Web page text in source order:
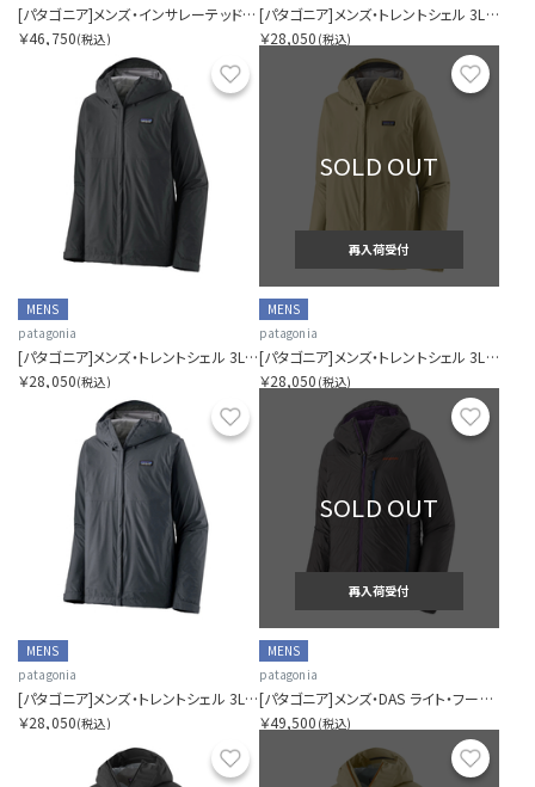
[パタゴニア]メンズ・インサレーテッド・ボルダー・フォーク・レイン・ジャケット
￥46,750(税込)
[パタゴニア]メンズ・トレントシェル 3L・レイン・ジャケット
￥28,050 (税込)
お気に入り
MENS
patagonia
[パタゴニア]メンズ・トレントシェル 3L・レイン・ジャケット
￥28,050(税込)
SOLD OUT
再入荷受付
MENS
patagonia
[パタゴニア]メンズ・トレントシェル 3L・レイン・ジャケット
￥28,050 (税込)
お気に入り
MENS
patagonia
[パタゴニア]メンズ・トレントシェル 3L・レイン・ジャケット
￥28,050(税込)
SOLD OUT
再入荷受付
MENS
patagonia
[パタゴニア]メンズ・DAS ライト・フーディ
￥49,500 (税込)
お気に入り